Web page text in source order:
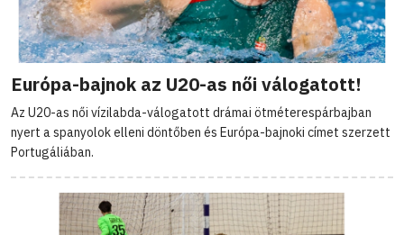
Európa-bajnok az U20-as női válogatott!
Az U20-as női vízilabda-válogatott drámai ötméterespárbajban
nyert a spanyolok elleni döntőben és Európa-bajnoki címet szerzett
Portugáliában.